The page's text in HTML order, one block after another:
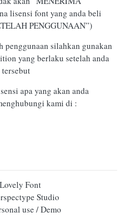
lisensi font yang anda beli
PENGGUNAAN”)
penggunaan silahkan gunakan
yang berlaku setelah anda
apa yang akan anda
kami di :
Font
Studio
use / Demo